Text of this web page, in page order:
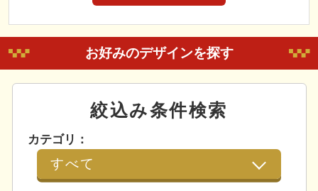
お好みのデザインを探す
絞込み条件検索
カテゴリ：